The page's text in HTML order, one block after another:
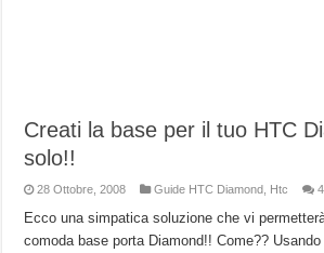
Creati la base per il tuo HTC
solo!!
28 Ottobre, 2008 Guide HTC Diamond Htc 4
Ecco una simpatica soluzione che vi
comoda base porta Diamond!! Come??